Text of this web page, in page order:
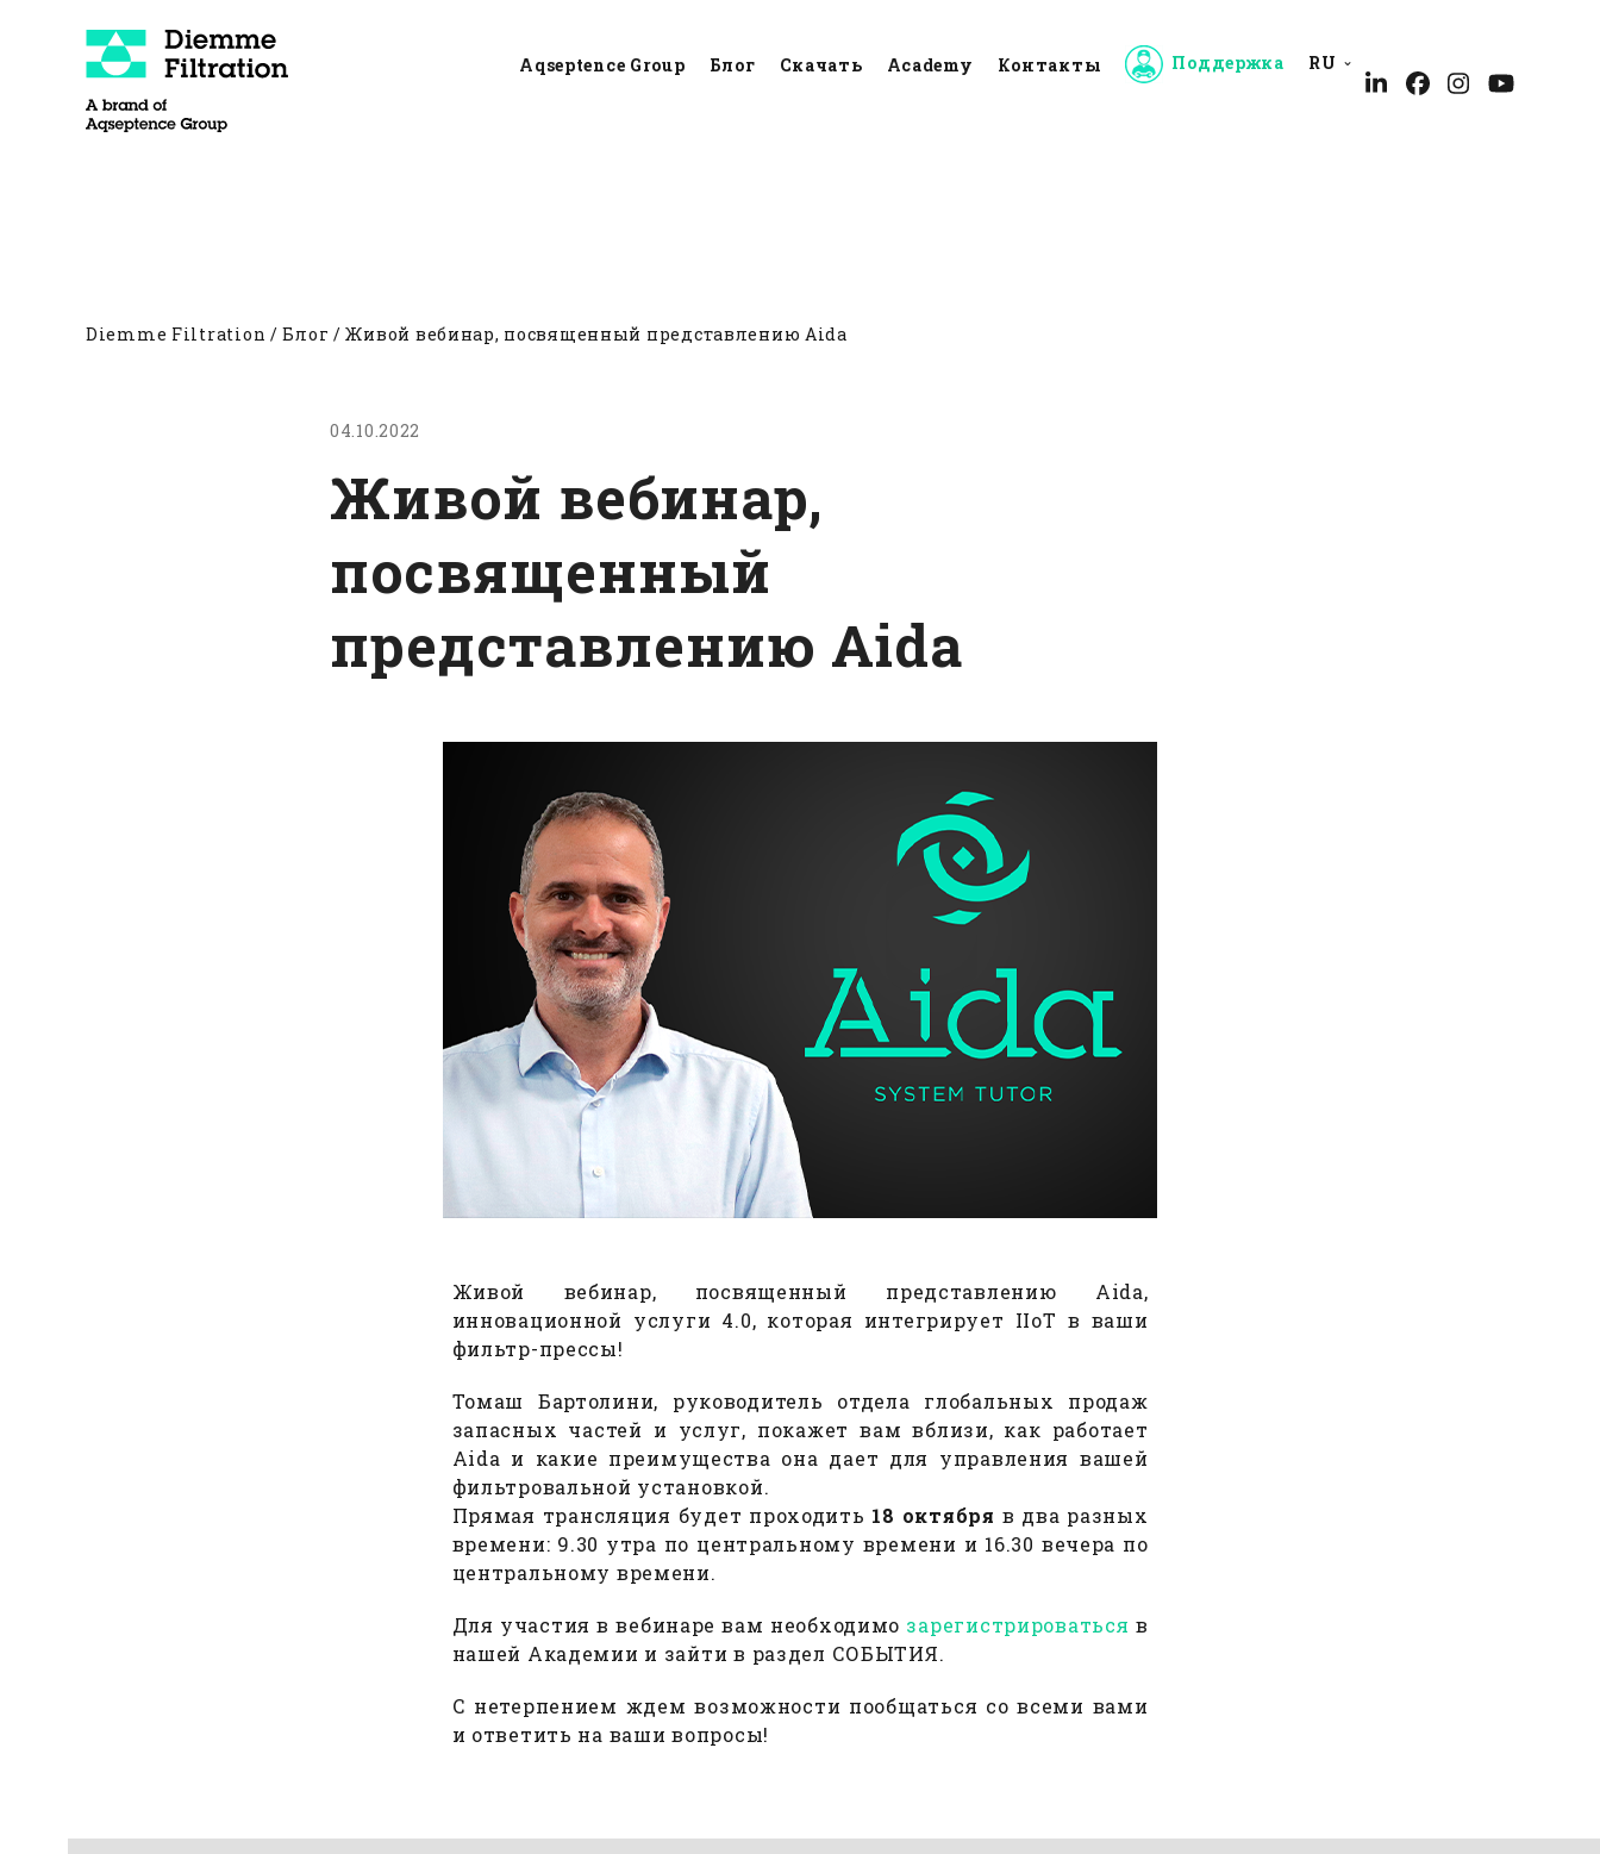
content
Aqseptence Group Блог Скачать Academy Контакты Поддержка RU
Diemme Filtration /Блог /Живой вебинар, посвященный представлению Aida
04.10.2022
Живой вебинар,
посвященный
представлению Aida
Живой вебинар, посвященный представлению Aida,
инновационной услуги 4.0, которая интегрирует IIoT в ваши
фильтр-прессы!
Томаш Бартолини, руководитель отдела глобальных продаж
запасных частей и услуг, покажет вам вблизи, как работает
Aida и какие преимущества она дает для управления вашей
фильтровальной установкой.
Прямая трансляция будет проходить 18 октября в два разных
времени: 9.30 утра по центральному времени и 16.30 вечера по
центральному времени.
Для участия в вебинаре вам необходимо зарегистрироваться в
нашей Академии и зайти в раздел СОБЫТИЯ.
С нетерпением ждем возможности пообщаться со всеми вами
и ответить на ваши вопросы!